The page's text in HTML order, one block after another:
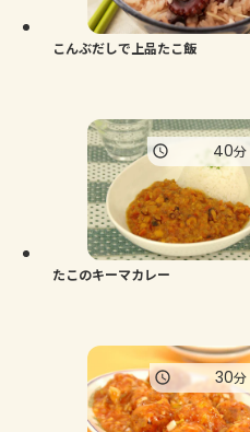
こんぶだしで上品たこ飯
たこのキーマカレー
40分
30分